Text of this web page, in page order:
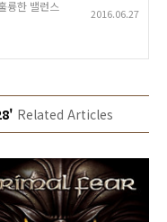
륭한 밸런스
2016.06.27
Related Articles